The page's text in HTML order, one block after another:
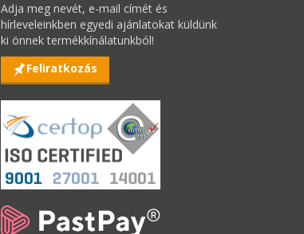
Adja meg nevét, e-mail címét és
hírleveleinkben egyedi ajánlatokat küldünk
ki önnek termékkínálatunkból!
Feliratkozás